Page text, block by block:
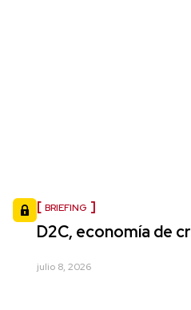
BRIEFING
D2C, economía de
julio 8, 2026